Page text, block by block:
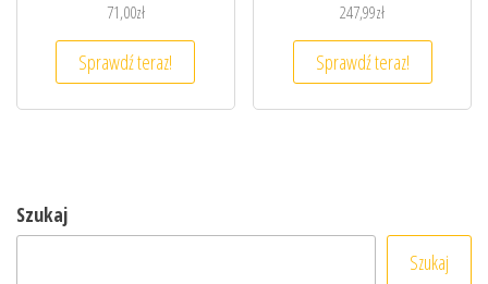
71,00zł
Sprawdź teraz!
247,99zł
Sprawdź teraz!
Szukaj
Szukaj